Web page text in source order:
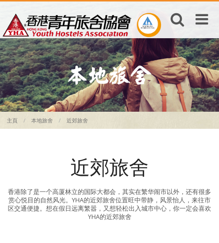
主頁 本地旅舍 近郊旅舍
近郊旅舍
香港除了是一个高厦林立的国际大都会，其实在繁华闹市以外，还有很多
赏心悦目的自然风光。YHA的近郊旅舍位置旺中带静，风景怡人，来往市
区交通便捷。想在假日远离繁嚣，又想轻松出入城市中心，你一定会喜欢
YHA的近郊旅舍